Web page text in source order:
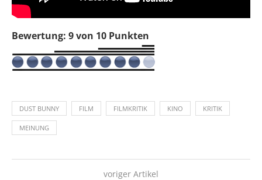
Bewertung: 9 von 10 Punkten
DUST BUNNY FILM FILMKRITIK KINO KRITIK
MEINUNG
voriger Artikel